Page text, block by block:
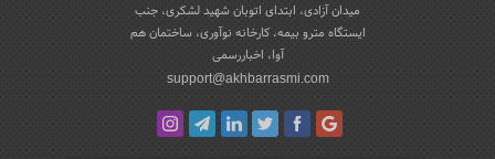
میدان آزادی، ابتدای اتوبان شهید لشکری، جنب
ایستگاه مترو بیمه، کارخانه نوآوری، ساختمان هم
آوا، اخباررسمی
support@akhbarrasmi.com